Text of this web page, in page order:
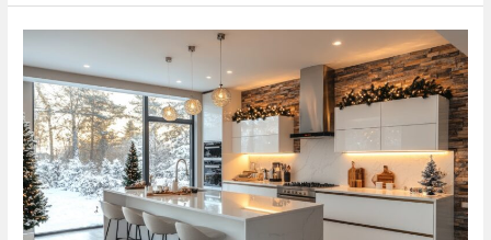
Trends
in
der
Innenarchitektur